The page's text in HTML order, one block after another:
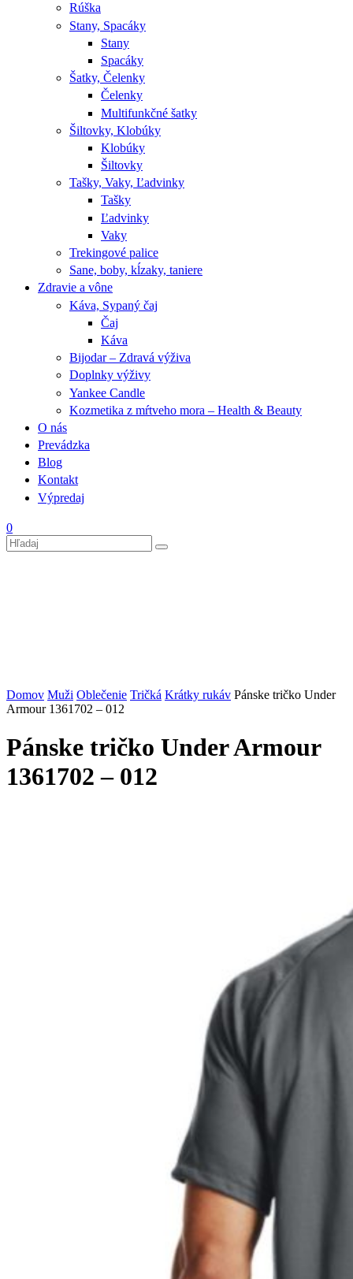
Rúška
Stany, Spacáky
Stany
Spacáky
Šatky, Čelenky
Čelenky
Multifunkčné šatky
Šiltovky, Klobúky
Klobúky
Šiltovky
Tašky, Vaky, Ľadvinky
Tašky
Ľadvinky
Vaky
Trekingové palice
Sane, boby, kĺzaky, taniere
Zdravie a vône
Káva, Sypaný čaj
Čaj
Káva
Bijodar – Zdravá výživa
Doplnky výživy
Yankee Candle
Kozmetika z mŕtveho mora – Health & Beauty
O nás
Prevádzka
Blog
Kontakt
Výpredaj
0
Domov Muži Oblečenie Tričká Krátky rukáv Pánske tričko Under
Armour 1361702 – 012
Pánske tričko Under Armour
1361702 – 012